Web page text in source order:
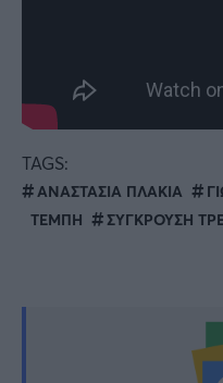
TAGS:
ΑΝΑΣΤΑΣΙΑ ΠΛΑΚΙΑ
ΤΕΜΠΗ
ΣΥΓΚΡΟΥΣΗ